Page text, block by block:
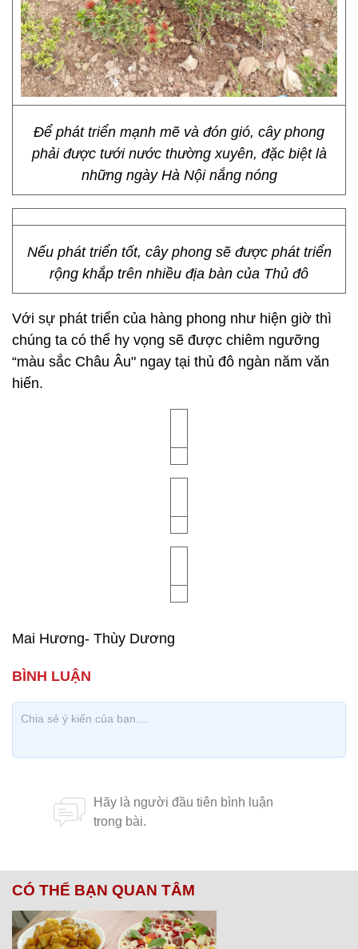
Để phát triển mạnh mẽ và đón gió, cây phong
phải được tưới nước thường xuyên, đặc biệt là
những ngày Hà Nội nắng nóng
Nếu phát triển tốt, cây phong sẽ được phát triển
rộng khắp trên nhiều địa bàn của Thủ đô
Với sự phát triển của hàng phong như hiện giờ thì
chúng ta có thể hy vọng sẽ được chiêm ngưỡng
“màu sắc Châu Âu" ngay tại thủ đô ngàn năm văn
hiến.
Mai Hương- Thùy Dương
CÓ THỂ BẠN QUAN TÂM